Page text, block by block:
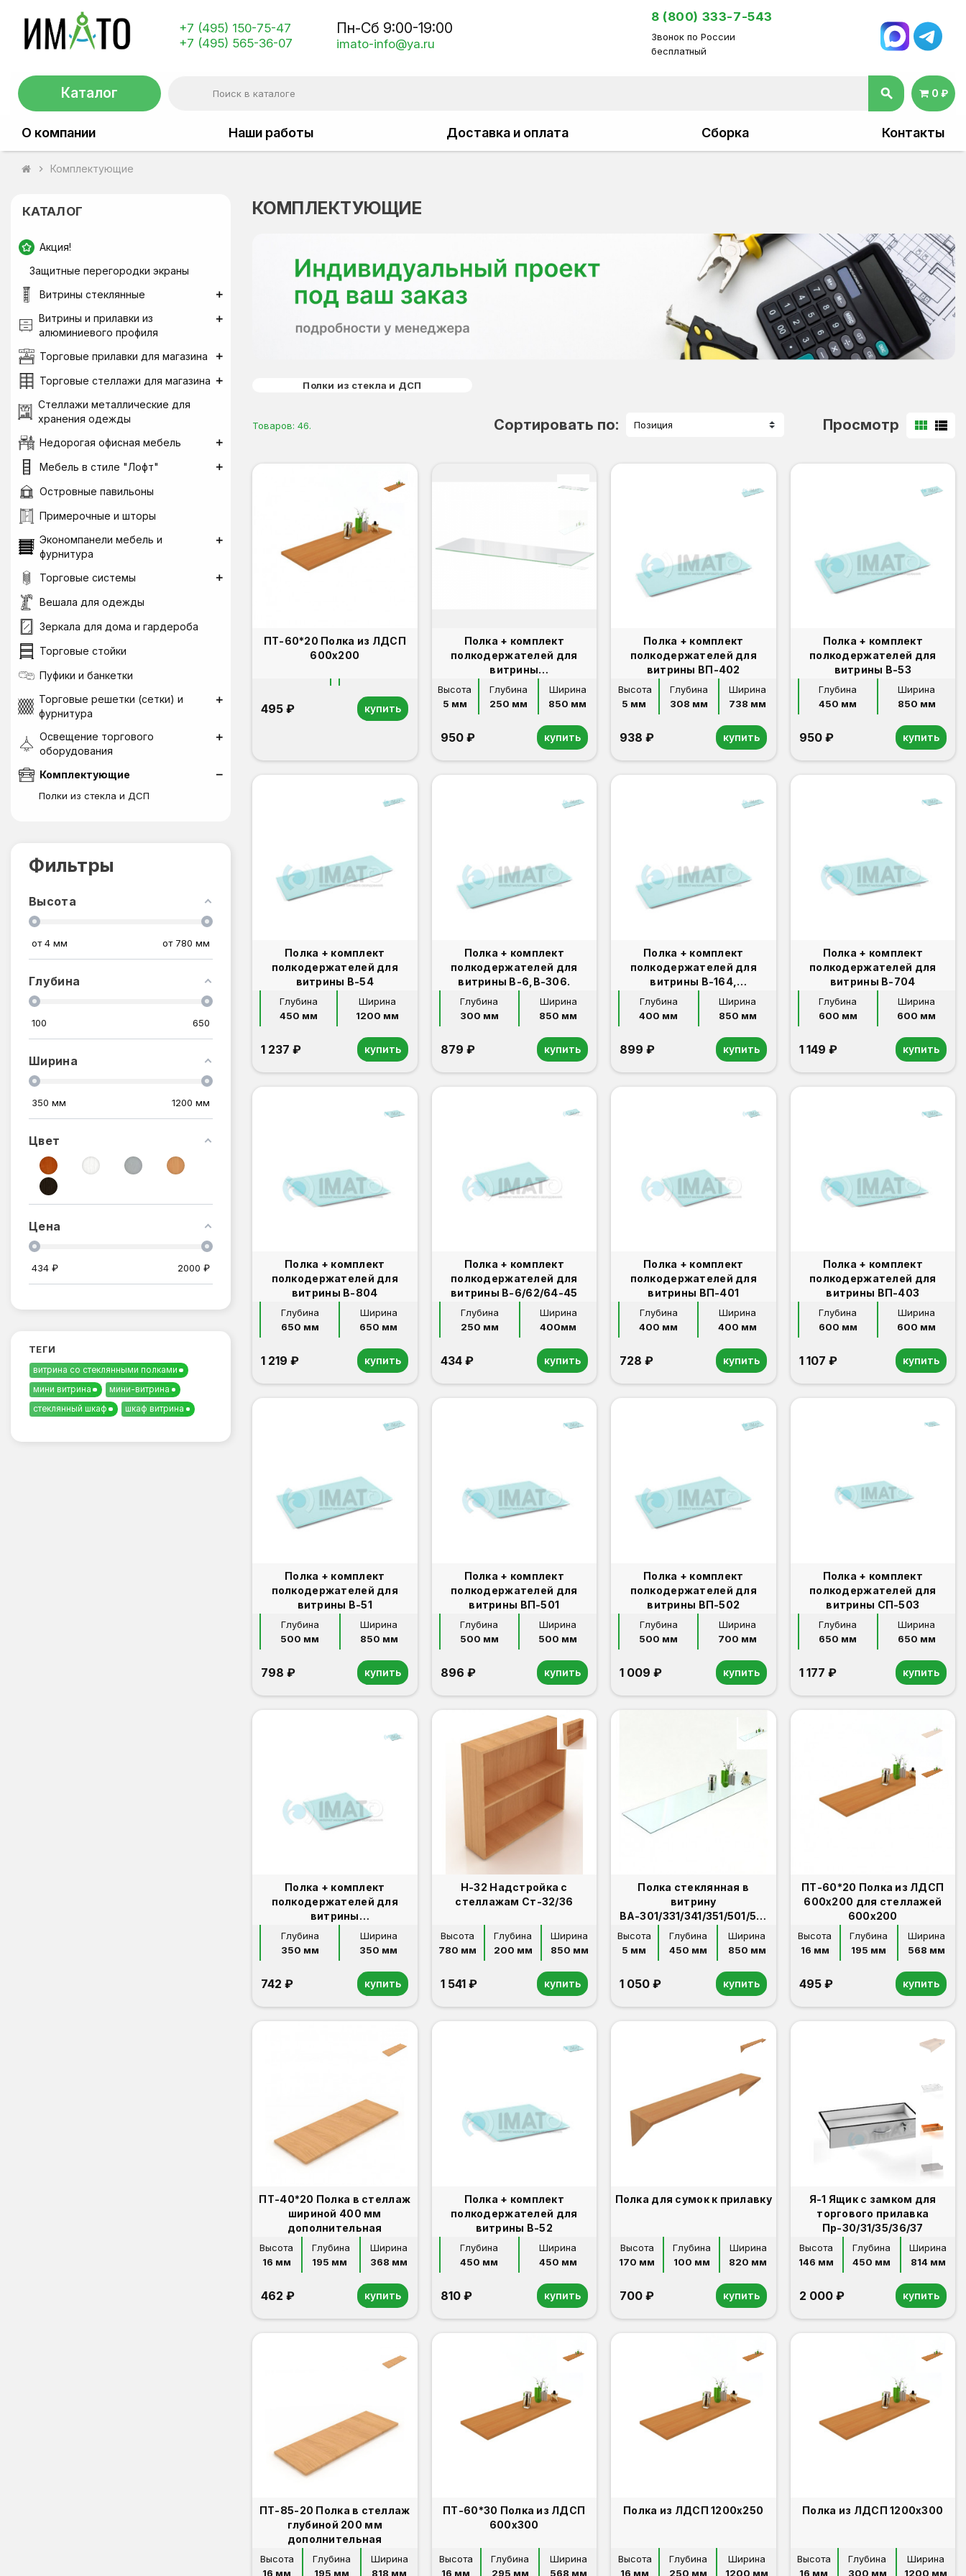
+7 (495) 150-75-47
+7 (495) 565-36-07
Пн-Сб 9:00-19:00
imato-info@ya.ru
8 (800) 333-7-543
Звонок по России
бесплатный
Каталог search 0 ₽
О компании Наши работы Доставка и оплата Сборка Контакты
chevron_right Комплектующие
КАТАЛОГ
Акция!
Защитные перегородки экраны
Витрины стеклянные
Витрины и прилавки из
алюминиевого профиля
Торговые прилавки для магазина
Торговые стеллажи для магазина
Стеллажи металлические для
хранения одежды
Недорогая офисная мебель
Мебель в стиле "Лофт"
Островные павильоны
Примерочные и шторы
Экономпанели мебель и
фурнитура
Торговые системы
Вешала для одежды
Зеркала для дома и гардероба
Торговые стойки
Пуфики и банкетки
Торговые решетки (сетки) и
фурнитура
Освещение торгового
оборудования
Комплектующие
Полки из стекла и ДСП
Фильтры
Высота
от4 мм от 780 мм
Глубина
100 650
Ширина
350 мм 1200 мм
Цвет
Цена
434 ₽ 2000 ₽
ТЕГИ
витрина со стеклянными полками
мини витрина
мини-витрина
стеклянный шкаф
шкаф витрина
КОМПЛЕКТУЮЩИЕ
Полки из стекла и ДСП
Сортировать по: Позиция Просмотр view_module view_list
Товаров: 46.
ПТ-60*20 Полка из ЛДСП
600х200
495 ₽ купить
Полка + комплект
полкодержателей для
витрины
ВА-601/631/641/651/731
Высота
5 мм
Глубина
250 мм
Ширина
850 мм
950 ₽ купить
Полка + комплект
полкодержателей для
витрины ВП-402
Высота
5 мм
Глубина
308 мм
Ширина
738 мм
938 ₽ купить
Полка + комплект
полкодержателей для
витрины В-53
Глубина
450 мм
Ширина
850 мм
950 ₽ купить
Полка + комплект
полкодержателей для
витрины В-54
Глубина
450 мм
Ширина
1200 мм
1 237 ₽ купить
Полка + комплект
полкодержателей для
витрины В-6,В-306.
Глубина
300 мм
Ширина
850 мм
879 ₽ купить
Полка + комплект
полкодержателей для
витрины В-164,
В-206,В-406.
Глубина
400 мм
Ширина
850 мм
899 ₽ купить
Полка + комплект
полкодержателей для
витрины В-704
Глубина
600 мм
Ширина
600 мм
1 149 ₽ купить
Полка + комплект
полкодержателей для
витрины В-804
Глубина
650 мм
Ширина
650 мм
1 219 ₽ купить
Полка + комплект
полкодержателей для
витрины В-6/62/64-45
Глубина
250 мм
Ширина
400мм
434 ₽ купить
Полка + комплект
полкодержателей для
витрины ВП-401
Глубина
400 мм
Ширина
400 мм
728 ₽ купить
Полка + комплект
полкодержателей для
витрины ВП-403
Глубина
600 мм
Ширина
600 мм
1 107 ₽ купить
Полка + комплект
полкодержателей для
витрины В-51
Глубина
500 мм
Ширина
850 мм
798 ₽ купить
Полка + комплект
полкодержателей для
витрины ВП-501
Глубина
500 мм
Ширина
500 мм
896 ₽ купить
Полка + комплект
полкодержателей для
витрины ВП-502
Глубина
500 мм
Ширина
700 мм
1 009 ₽ купить
Полка + комплект
полкодержателей для
витрины СП-503
Глубина
650 мм
Ширина
650 мм
1 177 ₽ купить
Полка + комплект
полкодержателей для
витрины
ВА-200/230/240/250/400/430
Глубина
350 мм
Ширина
350 мм
742 ₽ купить
Н-32 Надстройка с
стеллажам Ст-32/36
Высота
780 мм
Глубина
200 мм
Ширина
850 мм
1 541 ₽ купить
Полка стеклянная в
витрину
ВА-301/331/341/351/501/531
дополнительная
Высота
5 мм
Глубина
450 мм
Ширина
850 мм
1 050 ₽ купить
ПТ-60*20 Полка из ЛДСП
600х200 для стеллажей
600х200
Высота
16 мм
Глубина
195 мм
Ширина
568 мм
495 ₽ купить
ПТ-40*20 Полка в стеллаж
шириной 400 мм
дополнительная
Высота
16 мм
Глубина
195 мм
Ширина
368 мм
462 ₽ купить
Полка + комплект
полкодержателей для
витрины В-52
Глубина
450 мм
Ширина
450 мм
810 ₽ купить
Полка для сумок к прилавку
Высота
170 мм
Глубина
100 мм
Ширина
820 мм
700 ₽ купить
Я-1 Ящик с замком для
торгового прилавка
Пр-30/31/35/36/37
Высота
146 мм
Глубина
450 мм
Ширина
814 мм
2 000 ₽ купить
ПТ-85-20 Полка в стеллаж
глубиной 200 мм
дополнительная
Высота
16 мм
Глубина
195 мм
Ширина
818 мм
ПТ-60*30 Полка из ЛДСП
600х300
Высота
16 мм
Глубина
295 мм
Ширина
568 мм
Полка из ЛДСП 1200х250
Высота
16 мм
Глубина
250 мм
Ширина
1200 мм
Полка из ЛДСП 1200х300
Высота
16 мм
Глубина
300 мм
Ширина
1200 мм